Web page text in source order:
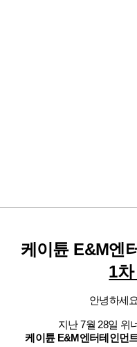
케이튠 E&M엔
1
안녕하세
지난 7월 28일 위
케이튠 E&M엔터테인먼